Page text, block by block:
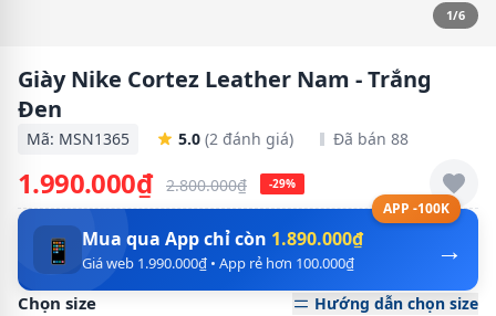
1/6
Giày Nike Cortez Leather Nam - Trắng
Đen
Mã: MSN1365 5.0 (2 đánh giá) Đã bán 88
1.990.000₫ 2.800.000₫ -29%
APP -100K
→
📱 Mua qua App chỉ còn 1.890.000₫
Giá web 1.990.000₫ • App rẻ hơn 100.000₫
Chọn size Hướng dẫn chọn size